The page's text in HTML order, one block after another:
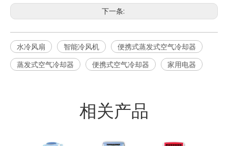
下一条:
水冷风扇 智能冷风机
便携式蒸发式空气冷却器
蒸发式空气冷却器
便携式空气冷却器 家用电器
相关产品